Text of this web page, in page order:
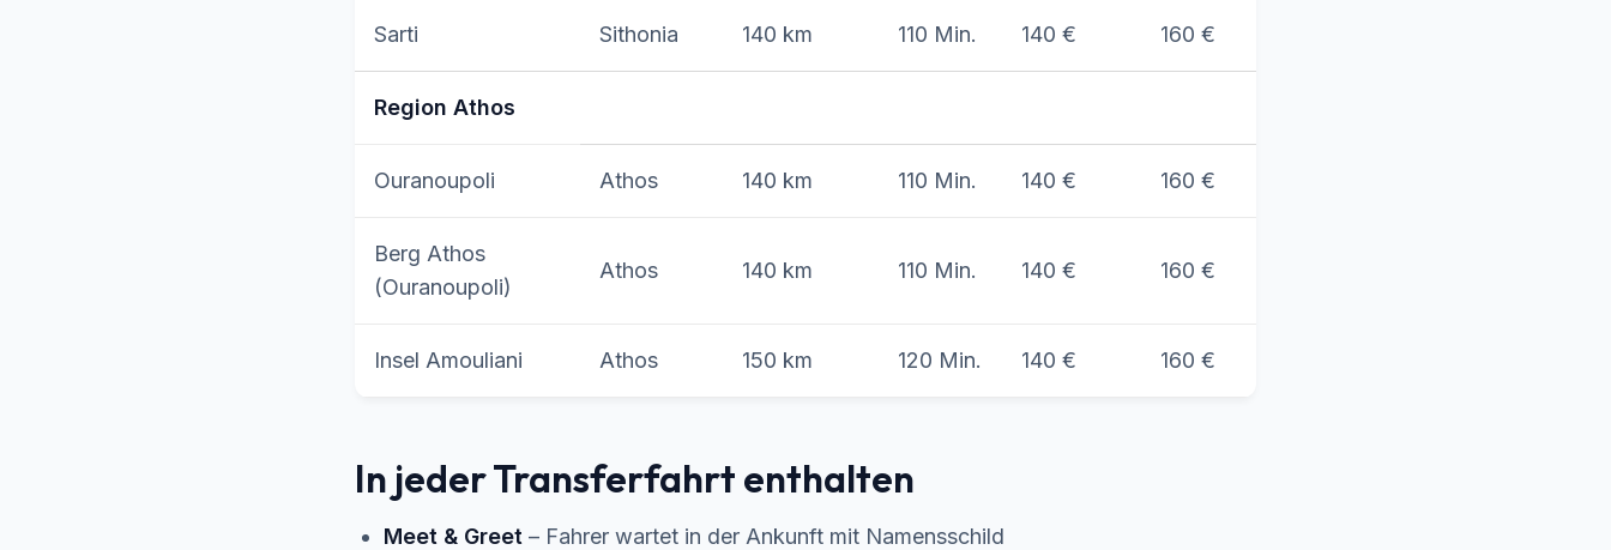
Sarti Sithonia 140 km 110 Min. 140 € 160 €
Region Athos
Ouranoupoli Athos 140 km 110 Min. 140 € 160 €
Berg Athos
(Ouranoupoli)
Athos 140 km 110 Min. 140 € 160 €
Insel Amouliani Athos 150 km 120 Min. 140 € 160 €
In jeder Transferfahrt enthalten
Meet & Greet – Fahrer wartet in der Ankunft mit Namensschild